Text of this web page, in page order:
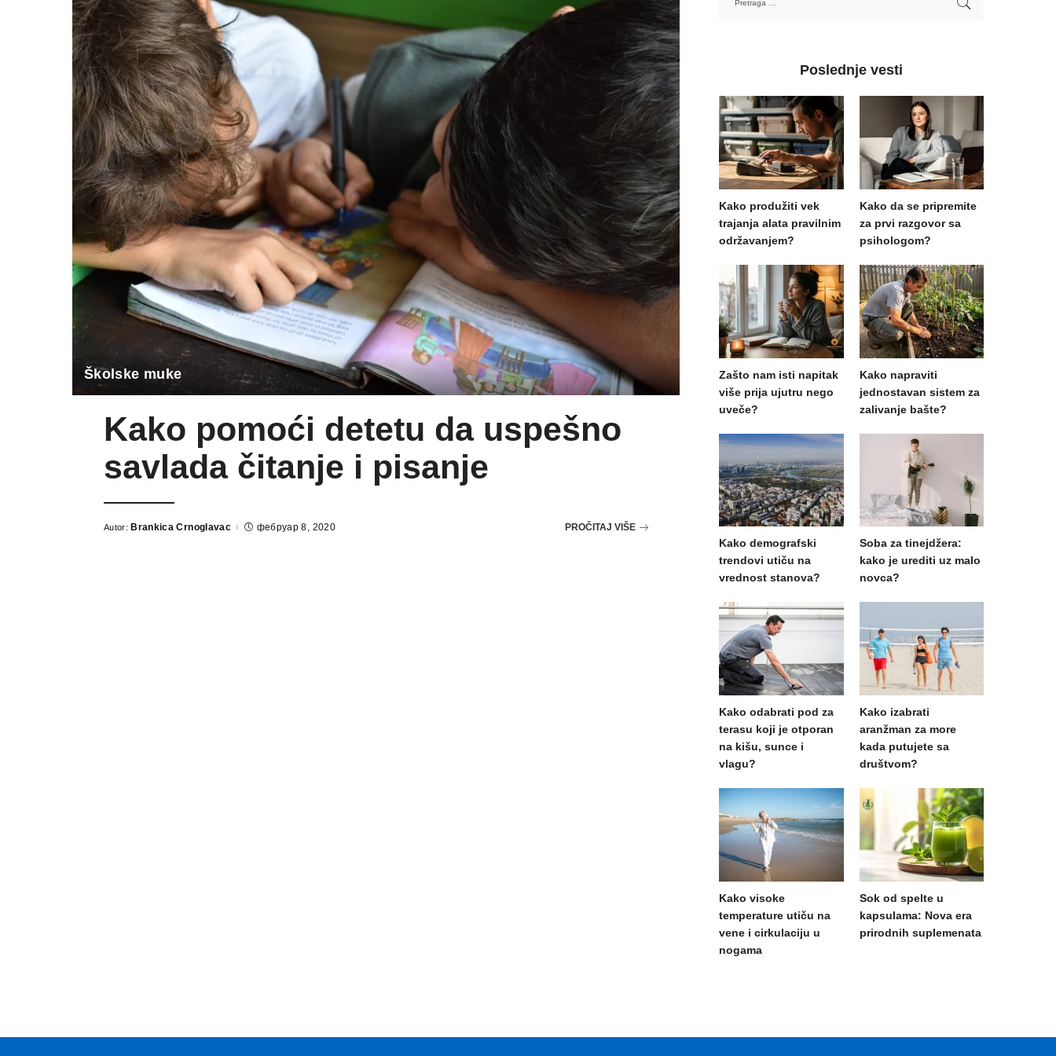
Školske muke
Kako pomoći detetu da uspešno
savlada čitanje i pisanje
Autor: Brankica Crnoglavac фебруар 8, 2020 PROČITAJ VIŠE
Poslednje vesti
Kako produžiti vek
trajanja alata pravilnim
održavanjem?
Kako da se pripremite
za prvi razgovor sa
psihologom?
Zašto nam isti napitak
više prija ujutru nego
uveče?
Kako napraviti
jednostavan sistem za
zalivanje bašte?
Kako demografski
trendovi utiču na
vrednost stanova?
Soba za tinejdžera:
kako je urediti uz malo
novca?
Kako odabrati pod za
terasu koji je otporan
na kišu, sunce i
vlagu?
Kako izabrati
aranžman za more
kada putujete sa
društvom?
Kako visoke
temperature utiču na
vene i cirkulaciju u
nogama
Sok od spelte u
kapsulama: Nova era
prirodnih suplemenata